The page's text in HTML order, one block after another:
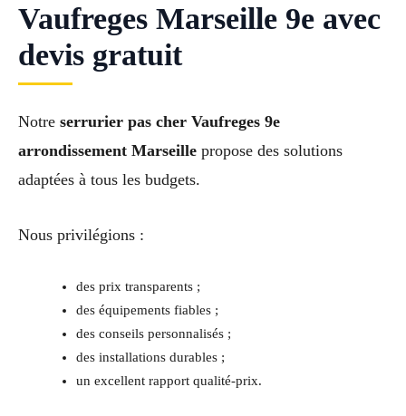
Vaufreges Marseille 9e avec
devis gratuit
Notre serrurier pas cher Vaufreges 9e
arrondissement Marseille propose des solutions
adaptées à tous les budgets.
Nous privilégions :
des prix transparents ;
des équipements fiables ;
des conseils personnalisés ;
des installations durables ;
un excellent rapport qualité-prix.